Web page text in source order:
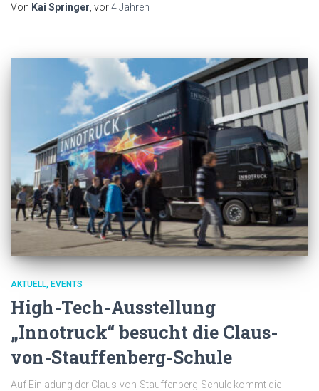
Von Kai Springer , vor4 Jahren
AKTUELL EVENTS
High-Tech-Ausstellung
„Innotruck“ besucht die Claus-
von-Stauffenberg-Schule
Auf Einladung der Claus-von-Stauffenberg-Schule kommt die